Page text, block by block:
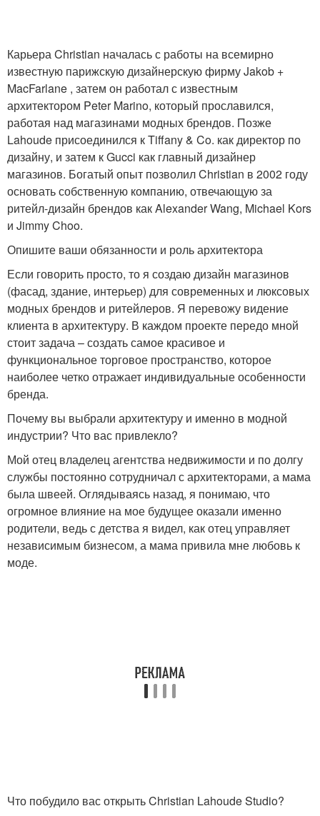
Карьера Christian началась с работы на всемирно
известную парижскую дизайнерскую фирму Jakob +
MacFarlane , затем он работал с известным
архитектором Peter Marino, который прославился,
работая над магазинами модных брендов. Позже
Lahoude присоединился к Tiffany & Co. как директор по
дизайну, и затем к Gucci как главный дизайнер
магазинов. Богатый опыт позволил Christian в 2002 году
основать собственную компанию, отвечающую за
ритейл-дизайн брендов как Alexander Wang, Michael Kors
и Jimmy Choo.
Опишите ваши обязанности и роль архитектора
Если говорить просто, то я создаю дизайн магазинов
(фасад, здание, интерьер) для современных и люксовых
модных брендов и ритейлеров. Я перевожу видение
клиента в архитектуру. В каждом проекте передо мной
стоит задача – создать самое красивое и
функциональное торговое пространство, которое
наиболее четко отражает индивидуальные особенности
бренда.
Почему вы выбрали архитектуру и именно в модной
индустрии? Что вас привлекло?
Мой отец владелец агентства недвижимости и по долгу
службы постоянно сотрудничал с архитекторами, а мама
была швеей. Оглядываясь назад, я понимаю, что
огромное влияние на мое будущее оказали именно
родители, ведь с детства я видел, как отец управляет
независимым бизнесом, а мама привила мне любовь к
моде.
Что побудило вас открыть Christian Lahoude Studio?